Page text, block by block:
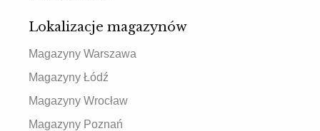
Lokalizacje magazynów
Magazyny Warszawa
Magazyny Łódź
Magazyny Wrocław
Magazyny Poznań